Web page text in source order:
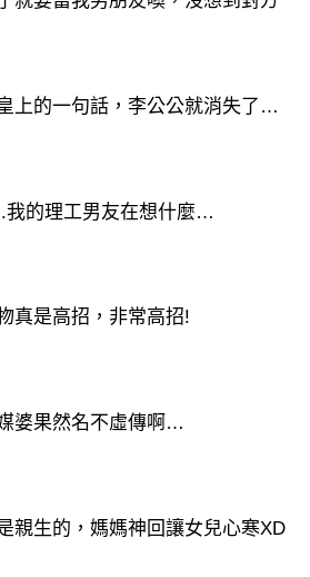
上的一句話，李公公就消失了…
我的理工男友在想什麼…
真是高招，非常高招!
婆果然名不虛傳啊…
親生的，媽媽神回讓女兒心寒XD